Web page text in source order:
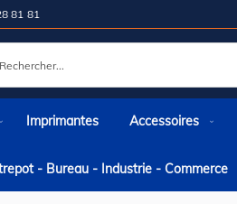
81 81
Imprimantes Accessoires
- Bureau - Industrie - Commerce